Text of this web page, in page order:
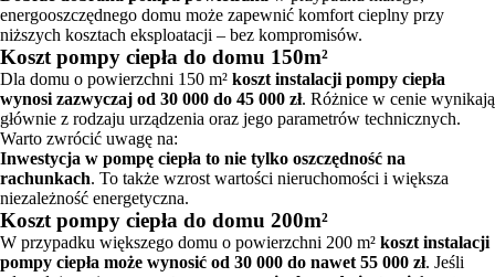
energooszczędnego domu może zapewnić komfort cieplny przy
niższych kosztach eksploatacji – bez kompromisów.
Koszt pompy ciepła do domu 150m²
Dla domu o powierzchni 150 m² koszt instalacji pompy ciepła
wynosi zazwyczaj od 30 000 do 45 000 zł. Różnice w cenie wynikają
głównie z rodzaju urządzenia oraz jego parametrów technicznych.
Warto zwrócić uwagę na:
Inwestycja w pompę ciepła to nie tylko oszczędność na
rachunkach. To także wzrost wartości nieruchomości i większa
niezależność energetyczna.
Koszt pompy ciepła do domu 200m²
W przypadku większego domu o powierzchni 200 m² koszt instalacji
pompy ciepła może wynosić od 30 000 do nawet 55 000 zł. Jeśli